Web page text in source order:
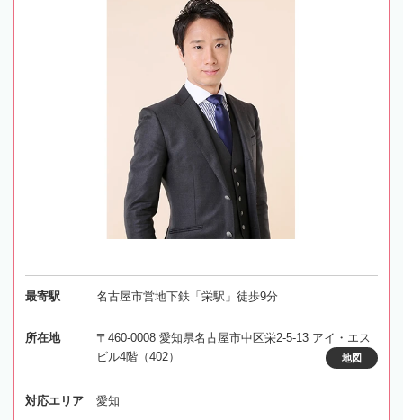
最寄駅 名古屋市営地下鉄「栄駅」徒歩9分
所在地
〒460-0008 愛知県名古屋市中区栄2-5-13 アイ・エス
ビル4階（402）
地図
対応エリア 愛知